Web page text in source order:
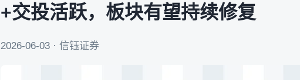
+交投活跃，板块有望持续修复
2026-06-03 · 信钰证券